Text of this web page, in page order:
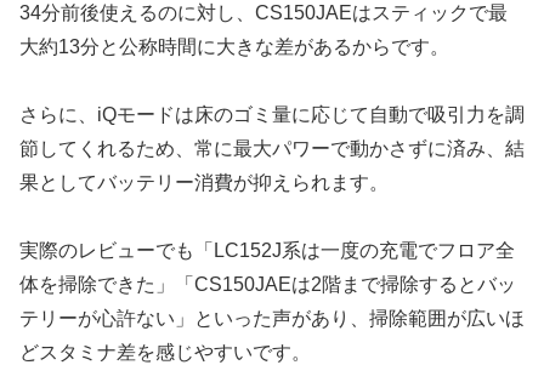
34分前後使えるのに対し、CS150JAEはスティックで最
大約13分と公称時間に大きな差があるからです。
さらに、iQモードは床のゴミ量に応じて自動で吸引力を調
節してくれるため、常に最大パワーで動かさずに済み、結
果としてバッテリー消費が抑えられます。
実際のレビューでも「LC152J系は一度の充電でフロア全
体を掃除できた」「CS150JAEは2階まで掃除するとバッ
テリーが心許ない」といった声があり、掃除範囲が広いほ
どスタミナ差を感じやすいです。